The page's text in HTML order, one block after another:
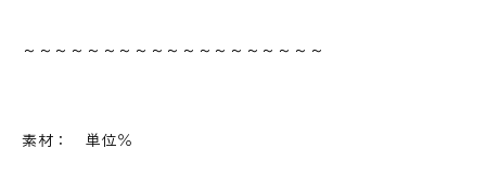
～～～～～～～～～～～～～～～～～～～
素材： 単位％